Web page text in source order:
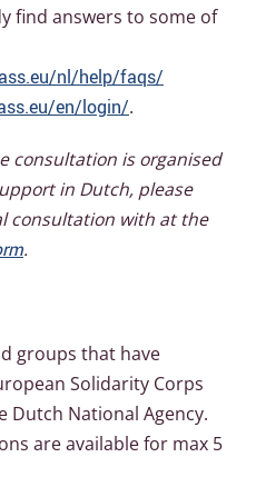
find answers to some of
nl/help/faqs/
en/login/.
consultation is organised
in Dutch, please
consultation with at the
.
groups that have
Solidarity Corps
Dutch National Agency.
are available for max 5